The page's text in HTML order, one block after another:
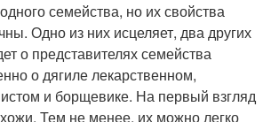
семейства, но их свойства
Одно из них исцеляет, два других
о представителях семейства
о дягиле лекарственном,
и борщевике. На первый взгляд
Тем не менее, их можно легко